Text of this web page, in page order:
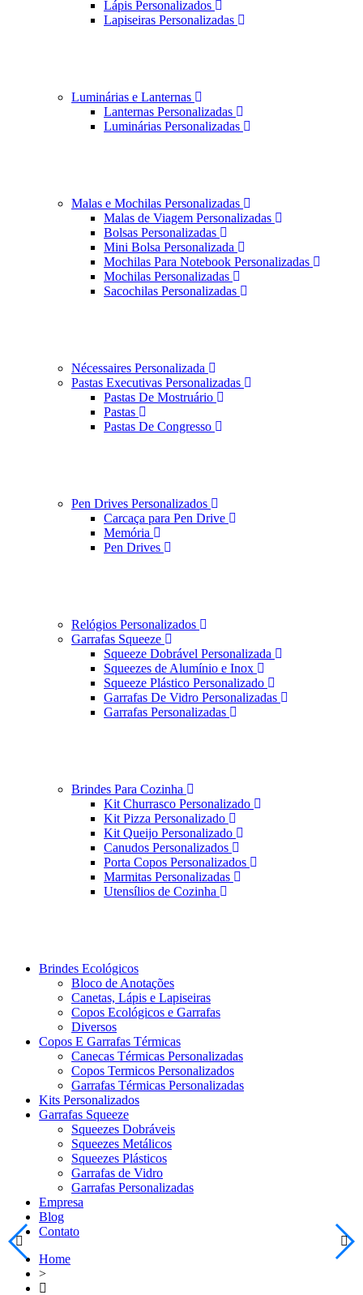
Lápis Personalizados
Lapiseiras Personalizadas
Luminárias e Lanternas
Lanternas Personalizadas
Luminárias Personalizadas
Malas e Mochilas Personalizadas
Malas de Viagem Personalizadas
Bolsas Personalizadas
Mini Bolsa Personalizada
Mochilas Para Notebook Personalizadas
Mochilas Personalizadas
Sacochilas Personalizadas
Nécessaires Personalizada
Pastas Executivas Personalizadas
Pastas De Mostruário
Pastas
Pastas De Congresso
Pen Drives Personalizados
Carcaça para Pen Drive
Memória
Pen Drives
Relógios Personalizados
Garrafas Squeeze
Squeeze Dobrável Personalizada
Squeezes de Alumínio e Inox
Squeeze Plástico Personalizado
Garrafas De Vidro Personalizadas
Garrafas Personalizadas
Brindes Para Cozinha
Kit Churrasco Personalizado
Kit Pizza Personalizado
Kit Queijo Personalizado
Canudos Personalizados
Porta Copos Personalizados
Marmitas Personalizadas
Utensílios de Cozinha
Brindes Ecológicos
Bloco de Anotações
Canetas, Lápis e Lapiseiras
Copos Ecológicos e Garrafas
Diversos
Copos E Garrafas Térmicas
Canecas Térmicas Personalizadas
Copos Termicos Personalizados
Garrafas Térmicas Personalizadas
Kits Personalizados
Garrafas Squeeze
Squeezes Dobráveis
Squeezes Metálicos
Squeezes Plásticos
Garrafas de Vidro
Garrafas Personalizadas
Empresa
Blog
Contato
Home
>